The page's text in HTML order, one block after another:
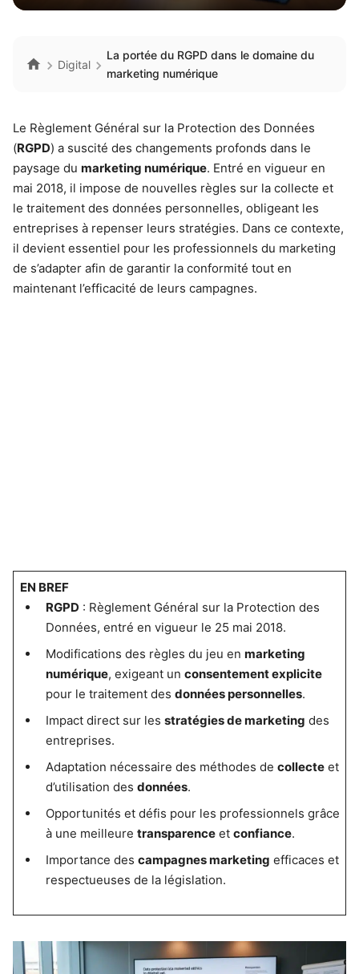
Digital
La portée du RGPD dans le domaine du
marketing numérique
Le Règlement Général sur la Protection des Données
(RGPD) a suscité des changements profonds dans le
paysage du marketing numérique. Entré en vigueur en
mai 2018, il impose de nouvelles règles sur la collecte et
le traitement des données personnelles, obligeant les
entreprises à repenser leurs stratégies. Dans ce contexte,
il devient essentiel pour les professionnels du marketing
de s’adapter afin de garantir la conformité tout en
maintenant l’efficacité de leurs campagnes.
EN BREF
RGPD : Règlement Général sur la Protection des
Données, entré en vigueur le 25 mai 2018.
Modifications des règles du jeu en marketing
numérique, exigeant un consentement explicite
pour le traitement des données personnelles.
Impact direct sur les stratégies de marketing des
entreprises.
Adaptation nécessaire des méthodes de collecteet
d’utilisation des données.
Opportunités et défis pour les professionnels grâce
à une meilleure transparenceet confiance.
Importance des campagnes marketing efficaces et
respectueuses de la législation.